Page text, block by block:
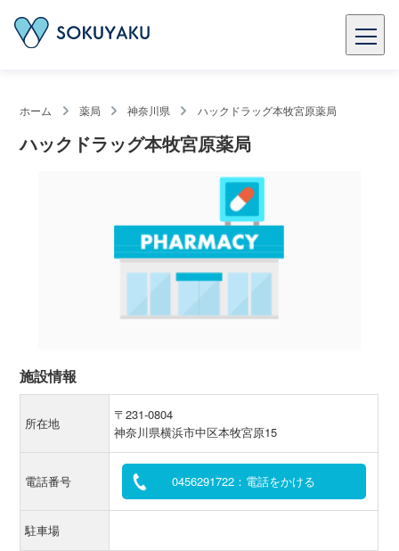
ホーム 薬局 神奈川県 ハックドラッグ本牧宮原薬局
ハックドラッグ本牧宮原薬局
施設情報
所在地
〒231-0804
神奈川県横浜市中区本牧宮原15
電話番号 0456291722：電話をかける
駐車場